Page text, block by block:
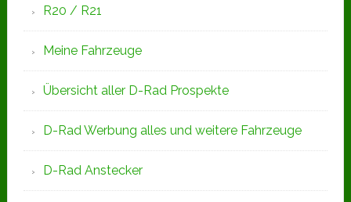
R20 / R21
Meine Fahrzeuge
Übersicht aller D-Rad Prospekte
D-Rad Werbung alles und weitere Fahrzeuge
D-Rad Anstecker